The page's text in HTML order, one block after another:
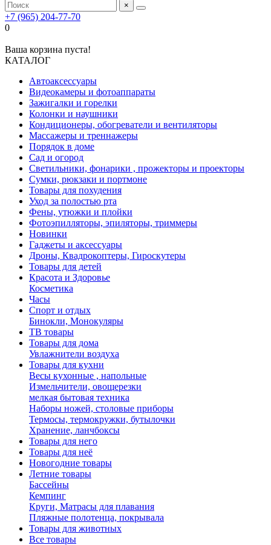
×
+7 (965) 204-77-70
0
Ваша корзина пуста!
КАТАЛОГ
Автоаксессуары
Видеокамеры и фотоаппараты
Зажигалки и горелки
Колонки и наушники
Кондиционеры, обогреватели и вентиляторы
Массажеры и треннажеры
Порядок в доме
Сад и огород
Светильники, фонарики , прожекторы и проекторы
Сумки, рюкзаки и портмоне
Товары для похудения
Уход за полостью рта
Фены, утюжки и плойки
Фотоэпилляторы, эпиляторы, триммеры
Новинки
Гаджеты и аксессуары
Дроны, Квадрокоптеры, Гироскутеры
Товары для детей
Красота и Здоровье
Косметика
Часы
Спорт и отдых
Бинокли, Монокуляры
ТВ товары
Товары для дома
Увлажнители воздуха
Товары для кухни
Весы кухонные , напольные
Измельчители, овощерезки
мелкая бытовая техника
Наборы ножей, столовые приборы
Термосы, термокружки, бутылочки
Хранение, ланчбоксы
Товары для него
Товары для неё
Новогодние товары
Летние товары
Бассейны
Кемпинг
Круги, Матрасы для плавания
Пляжные полотенца, покрывала
Товары для животных
Все товары